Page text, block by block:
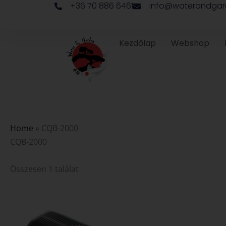
+36 70 886 6461
Kezdőlap Webshop
Home » CQB-2000
CQB-2000
Összesen 1 találat